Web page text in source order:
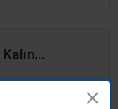
amaçlıdır,
başvurunuz.